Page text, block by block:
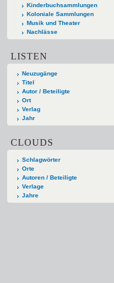
Kinderbuchsammlungen
Koloniale Sammlungen
Musik und Theater
Nachlässe
LISTEN
Neuzugänge
Titel
Autor / Beteiligte
Ort
Verlag
Jahr
CLOUDS
Schlagwörter
Orte
Autoren / Beteiligte
Verlage
Jahre